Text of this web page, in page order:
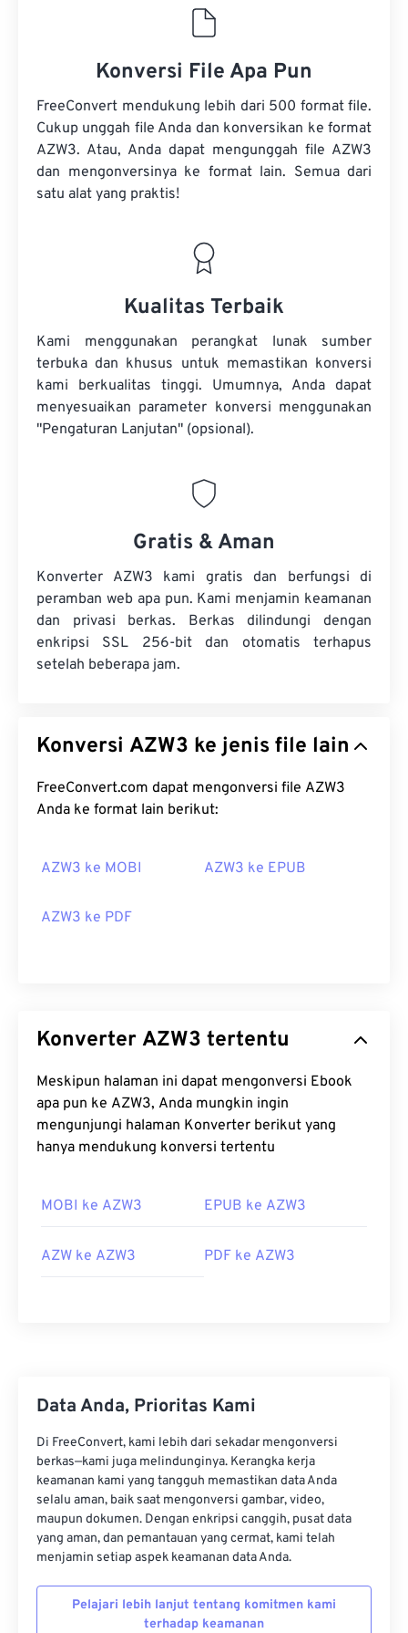
Konversi File Apa Pun
FreeConvert mendukung lebih dari 500 format file.
Cukup unggah file Anda dan konversikan ke format
AZW3. Atau, Anda dapat mengunggah file AZW3
dan mengonversinya ke format lain. Semua dari
satu alat yang praktis!
Kualitas Terbaik
Kami menggunakan perangkat lunak sumber
terbuka dan khusus untuk memastikan konversi
kami berkualitas tinggi. Umumnya, Anda dapat
menyesuaikan parameter konversi menggunakan
"Pengaturan Lanjutan" (opsional).
Gratis & Aman
Konverter AZW3 kami gratis dan berfungsi di
peramban web apa pun. Kami menjamin keamanan
dan privasi berkas. Berkas dilindungi dengan
enkripsi SSL 256-bit dan otomatis terhapus
setelah beberapa jam.
Konversi AZW3 ke jenis file lain
FreeConvert.com dapat mengonversi file AZW3
Anda ke format lain berikut:
AZW3 ke MOBI AZW3 ke EPUB
AZW3 ke PDF
Konverter AZW3 tertentu
Meskipun halaman ini dapat mengonversi Ebook
apa pun ke AZW3, Anda mungkin ingin
mengunjungi halaman Konverter berikut yang
hanya mendukung konversi tertentu
MOBI ke AZW3 EPUB ke AZW3
AZW ke AZW3 PDF ke AZW3
Data Anda, Prioritas Kami
Di FreeConvert, kami lebih dari sekadar mengonversi
berkas—kami juga melindunginya. Kerangka kerja
keamanan kami yang tangguh memastikan data Anda
selalu aman, baik saat mengonversi gambar, video,
maupun dokumen. Dengan enkripsi canggih, pusat data
yang aman, dan pemantauan yang cermat, kami telah
menjamin setiap aspek keamanan data Anda.
Pelajari lebih lanjut tentang komitmen kami
terhadap keamanan